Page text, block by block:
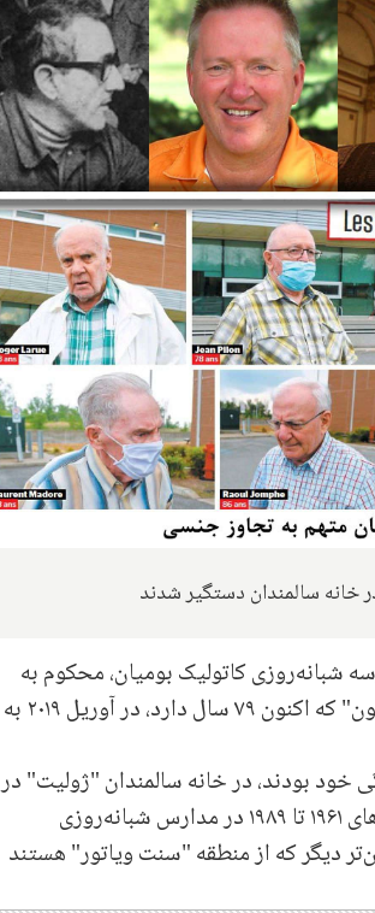
کاتولیک بومیان، محکوم به
زندان شد. حدود ۳۶۰ قربانی علیه گروهی از روحانیون کلیسا و "ژان پیلون" که اکنون ۷۹ سال دارد، در آوریل ۲۰۱۹ به
پیلون همراه با چهار فرد مذهبی دیگر که همگی در ۸۰ سالگی خود بودند، در خانه سالمندان "ژولیت" در
"کلرکس دو سنت‌ویتور" کبک با ده‌ها مورد اتهام به جنایات که بین سال‌های ۱۹۶۱ تا ۱۹۸۹ در مدارس شبانه‌روزی
دیگر که از منطقه "سنت ویاتور" هستند